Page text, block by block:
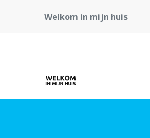
Welkom in mijn huis